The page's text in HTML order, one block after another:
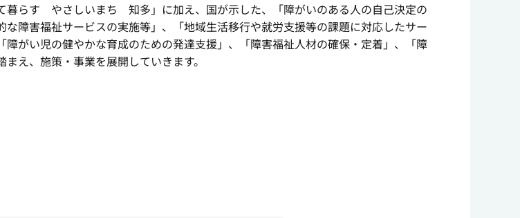
らす やさしいまち 知多」に加え、国が示した、「障がいのある人の自己決定の
障害福祉サービスの実施等」、「地域生活移行や就労支援等の課題に対応したサー
がい児の健やかな育成のための発達支援」、「障害福祉人材の確保・定着」、「障
え、施策・事業を展開していきます。